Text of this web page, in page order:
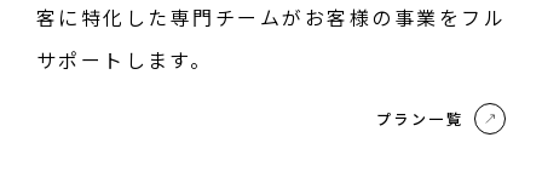
客に特化した専門チームがお客様の事業をフル
サポートします。
プラン一覧